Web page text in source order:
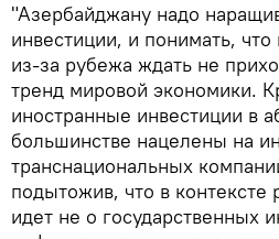
"Азербайджану надо
инвестиции, и понимать,
из-за рубежа ждать не
тренд мировой экономики.
иностранные инвестиции в
большинстве нацелены на
транснациональных
подытожив, что в контексте
идет не о государственных